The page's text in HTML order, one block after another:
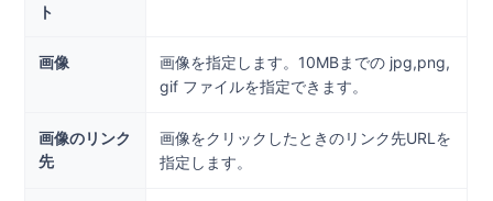
ト
画像
画像を指定します。10MBまでの jpg,png,
gif ファイルを指定できます。
画像のリンク
先
画像をクリックしたときのリンク先URLを
指定します。